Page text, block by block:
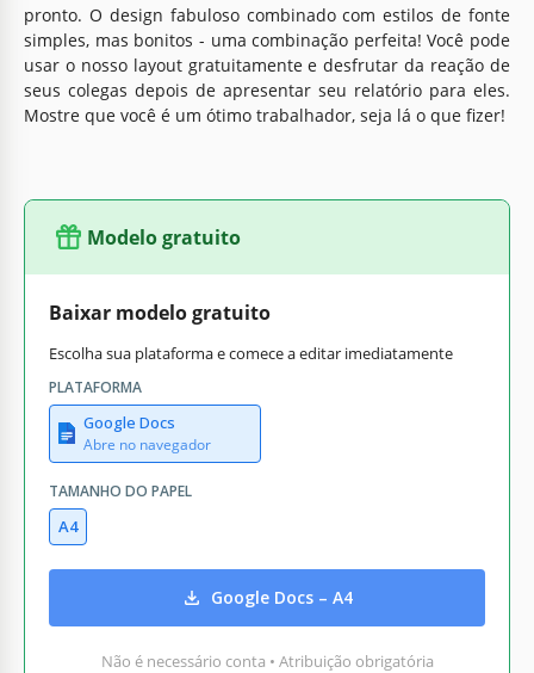
pronto. O design fabuloso combinado com estilos de fonte
simples, mas bonitos - uma combinação perfeita! Você pode
usar o nosso layout gratuitamente e desfrutar da reação de
seus colegas depois de apresentar seu relatório para eles.
Mostre que você é um ótimo trabalhador, seja lá o que fizer!
Modelo gratuito
Baixar modelo gratuito
Escolha sua plataforma e comece a editar imediatamente
PLATAFORMA
Google Docs
Abre no navegador
TAMANHO DO PAPEL
A4
Google Docs – A4
Não é necessário conta • Atribuição obrigatória